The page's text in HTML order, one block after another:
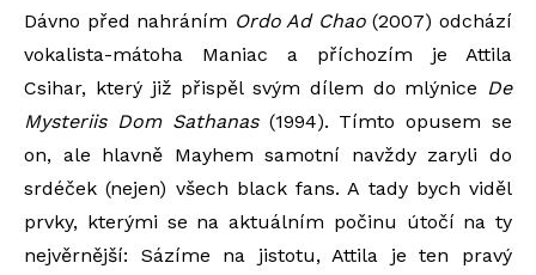
Dávno před nahráním Ordo Ad Chao(2007) odchází
vokalista-mátoha Maniac a příchozím je Attila
Csihar, který již přispěl svým dílem do mlýnice De
Mysteriis Dom Sathanas(1994). Tímto opusem se
on, ale hlavně Mayhem samotní navždy zaryli do
srdéček (nejen) všech black fans. A tady bych viděl
prvky, kterými se na aktuálním počinu útočí na ty
nejvěrnější: Sázíme na jistotu, Attila je ten pravý